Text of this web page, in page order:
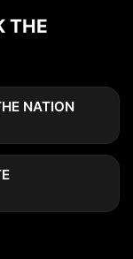
THE
NATION